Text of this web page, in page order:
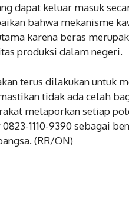
dapat keluar masuk
bahwa mekanisme
karena beras
produksi dalam negeri.
terus dilakukan untuk
tidak ada celah
melaporkan setiap
1110-9390 sebagai
(RR/ON)